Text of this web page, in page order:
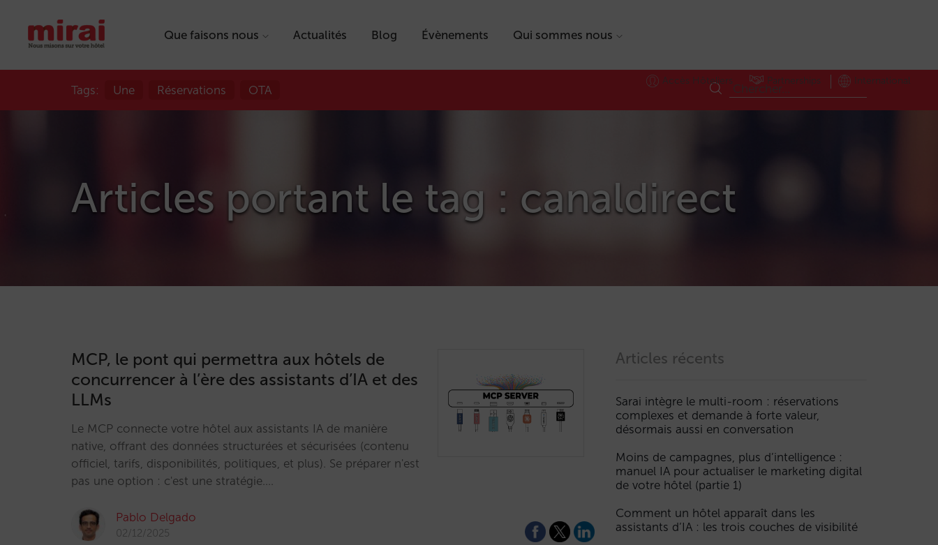
Que faisons nous Actualités Blog Évènements Qui sommes nous
Accès Hôteliers Partnerships International
Tags: Une Réservations OTA
Articles portant le tag : canaldirect
MCP, le pont qui permettra aux hôtels de
concurrencer à l’ère des assistants d’IA et des
LLMs
Le MCP connecte votre hôtel aux assistants IA de manière
native, offrant des données structurées et sécurisées (contenu
officiel, tarifs, disponibilités, politiques, et plus). Se préparer n'est
pas une option : c'est une stratégie.…
Pablo Delgado
02/12/2025
Articles récents
Sarai intègre le multi-room : réservations
complexes et demande à forte valeur,
désormais aussi en conversation
Moins de campagnes, plus d’intelligence :
manuel IA pour actualiser le marketing digital
de votre hôtel (partie 1)
Comment un hôtel apparaît dans les
assistants d’IA : les trois couches de visibilité